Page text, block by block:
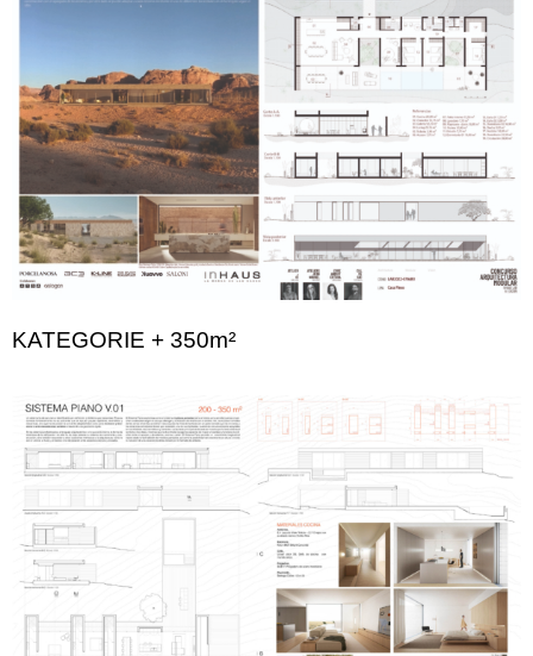
KATEGORIE + 350m²